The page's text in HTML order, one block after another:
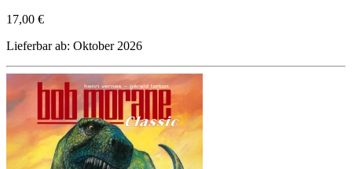
17,00 €
Lieferbar ab: Oktober 2026